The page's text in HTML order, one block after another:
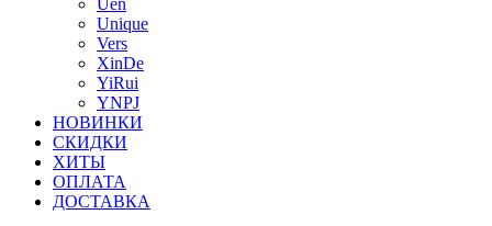
Uen
Unique
Vers
XinDe
YiRui
YNPJ
НОВИНКИ
СКИДКИ
ХИТЫ
ОПЛАТА
ДОСТАВКА